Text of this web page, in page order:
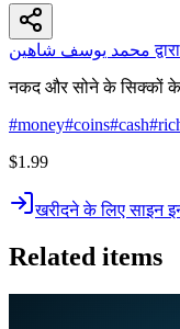
محمد يوسف شاهين द्वारा
नकद और सोने के सिक्कों के
#money#coins#cash#
$1.99
खरीदने के लिए साइन
Related items